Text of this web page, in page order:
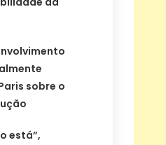
sobre o
está”,